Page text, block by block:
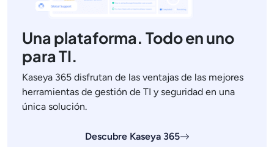
Una plataforma. Todo en uno
para TI.
Kaseya 365 disfrutan de las ventajas de las mejores
herramientas de gestión de TI y seguridad en una
única solución.
Descubre Kaseya 365